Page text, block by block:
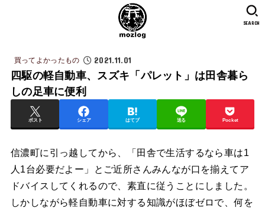
SEARCH
買ってよかったもの 2021.11.01
四駆の軽自動車、スズキ「パレット」は田舎暮ら
しの足車に便利
ポスト シェア はてブ 送る Pocket
信濃町に引っ越してから、「田舎で生活するなら車は1
人1台必要だよー」とご近所さんみんなが口を揃えてア
ドバイスしてくれるので、素直に従うことにしました。
しかしながら軽自動車に対する知識がほぼゼロで、何を